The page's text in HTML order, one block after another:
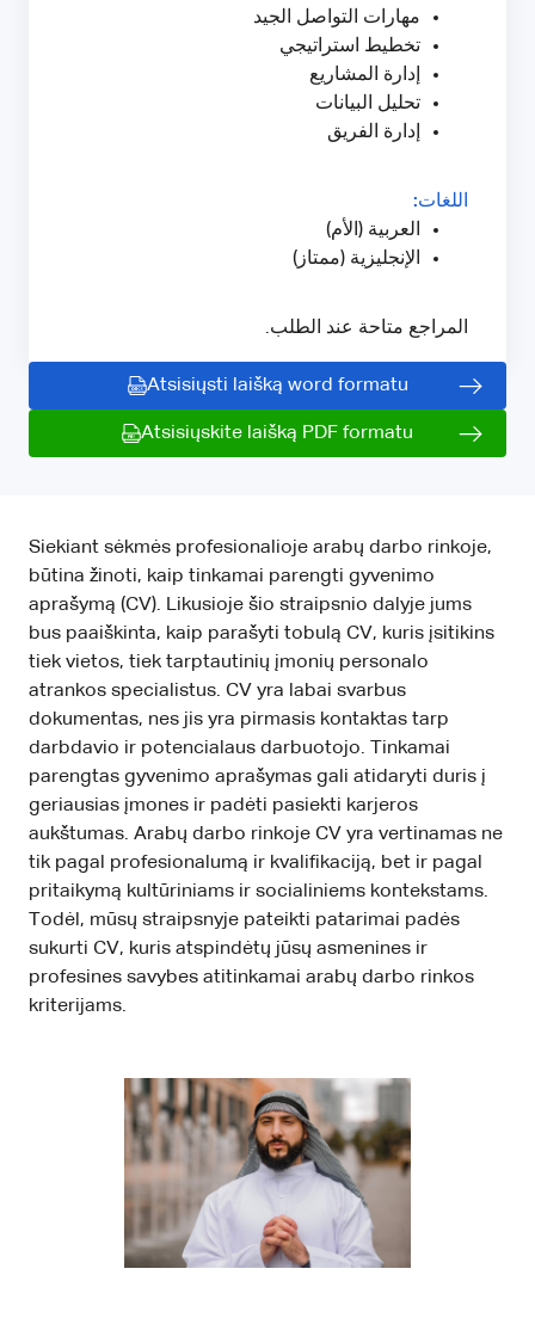
مهارات التواصل الجيد
تخطيط استراتيجي
إدارة المشاريع
تحليل البيانات
إدارة الفريق
اللغات:
العربية (الأم)
الإنجليزية (ممتاز)
المراجع متاحة عند الطلب.
Atsisiųsti laišką word formatu
Atsisiųskite laišką PDF formatu
Siekiant sėkmės profesionalioje arabų darbo rinkoje,
būtina žinoti, kaip tinkamai parengti gyvenimo
aprašymą (CV). Likusioje šio straipsnio dalyje jums
bus paaiškinta, kaip parašyti tobulą CV, kuris įsitikins
tiek vietos, tiek tarptautinių įmonių personalo
atrankos specialistus. CV yra labai svarbus
dokumentas, nes jis yra pirmasis kontaktas tarp
darbdavio ir potencialaus darbuotojo. Tinkamai
parengtas gyvenimo aprašymas gali atidaryti duris į
geriausias įmones ir padėti pasiekti karjeros
aukštumas. Arabų darbo rinkoje CV yra vertinamas ne
tik pagal profesionalumą ir kvalifikaciją, bet ir pagal
pritaikymą kultūriniams ir socialiniems kontekstams.
Todėl, mūsų straipsnyje pateikti patarimai padės
sukurti CV, kuris atspindėtų jūsų asmenines ir
profesines savybes atitinkamai arabų darbo rinkos
kriterijams.